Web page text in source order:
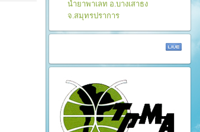
น้ำยาพาเลท อ.บางเสาธง
จ.สมุทรปราการ